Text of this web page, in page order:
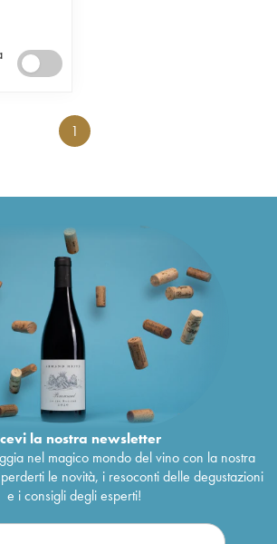
1
la nostra newsletter
nel magico mondo del vino con la nostra
le novità, i resoconti delle degustazioni
e i consigli degli esperti!